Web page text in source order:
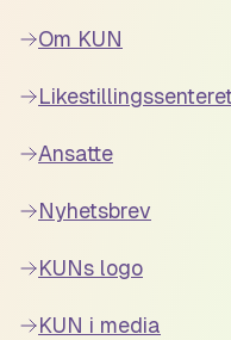
Om KUN
Ansatte
Nyhetsbrev
KUNs logo
KUN i media